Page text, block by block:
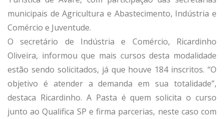
municipais de Agricultura e Abastecimento, Indústria e
Comércio e Juventude.
O secretário de Indústria e Comércio, Ricardinho
Oliveira, informou que mais cursos desta modalidade
estão sendo solicitados, já que houve 184 inscritos. “O
objetivo é atender a demanda em sua totalidade”,
destaca Ricardinho. A Pasta é quem solicita o curso
junto ao Qualifica SP e firma parcerias, neste caso com